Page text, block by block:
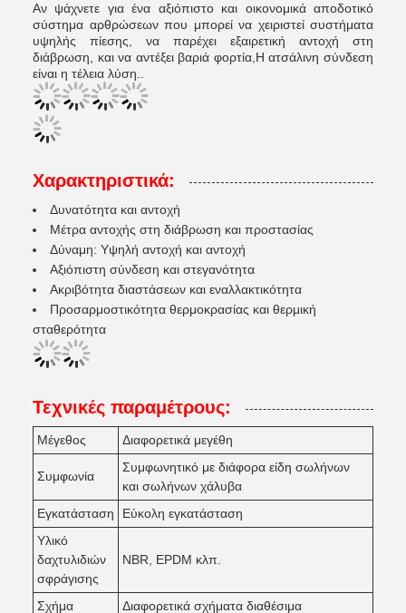
Αν ψάχνετε για ένα αξιόπιστο και οικονομικά αποδοτικό
σύστημα αρθρώσεων που μπορεί να χειριστεί συστήματα
υψηλής πίεσης, να παρέχει εξαιρετική αντοχή στη
διάβρωση, και να αντέξει βαριά φορτία,Η ατσάλινη σύνδεση
είναι η τέλεια λύση..
Χαρακτηριστικά:
Δυνατότητα και αντοχή
Μέτρα αντοχής στη διάβρωση και προστασίας
Δύναμη: Υψηλή αντοχή και αντοχή
Αξιόπιστη σύνδεση και στεγανότητα
Ακριβότητα διαστάσεων και εναλλακτικότητα
Προσαρμοστικότητα θερμοκρασίας και θερμική
σταθερότητα
Τεχνικές παραμέτρους:
Μέγεθος Διαφορετικά μεγέθη
Συμφωνία
Συμφωνητικό με διάφορα είδη σωλήνων
και σωλήνων χάλυβα
Εγκατάσταση
Εύκολη εγκατάσταση
Υλικό
δαχτυλιδιών
σφράγισης
NBR, EPDM κλπ.
Σχήμα Διαφορετικά σχήματα διαθέσιμα